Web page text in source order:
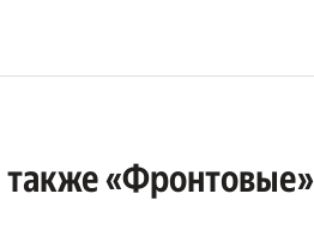
также «Фронтовые»